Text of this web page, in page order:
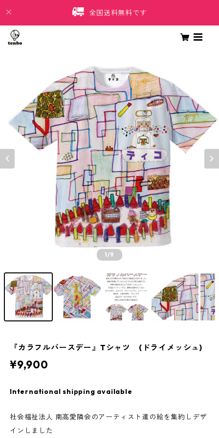
全国送料無料です
1/9
『カラフルバースデー』Tシャツ (ドライメッシュ)
¥9,900
International shipping available
社会福祉法人 南高愛隣会のアーティスト達の絵を集約しデザ
インしました